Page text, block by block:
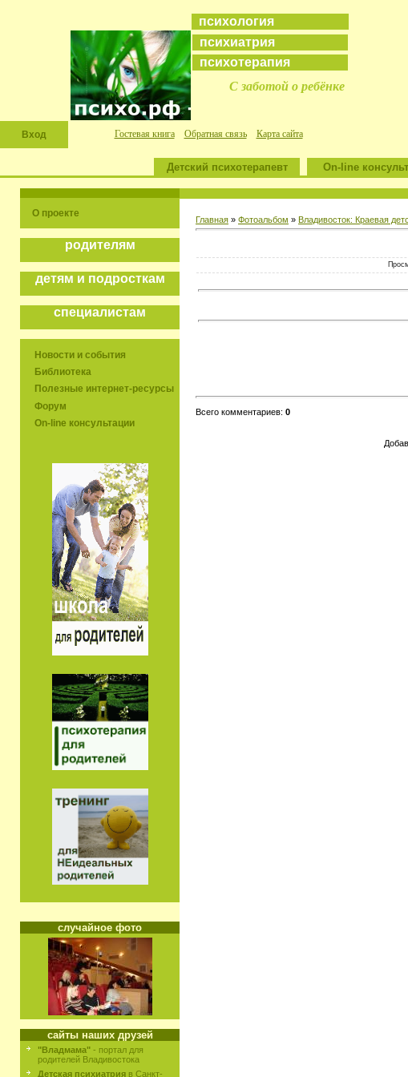
психология
психиатрия
психотерапия
С заботой о ребёнке
Вход Гостевая книга Обратная связь Карта сайта
Детский психотерапевт On-line
О проекте
родителям
детям и подросткам
специалистам
Новости и события
Библиотека
Полезные интернет-ресурсы
Форум
On-line консультации
случайное фото
сайты наших друзей
"Владмама" - портал для
родителей Владивостока
Детская психиатрия в Санкт-
Главная » Фотоальбом » Владивосток: Краевая
Всего комментариев: 0